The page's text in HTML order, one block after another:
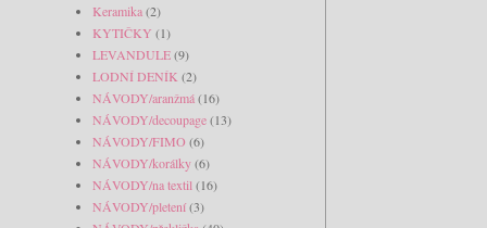
Keramika(2)
KYTIČKY (1)
LEVANDULE(9)
LODNÍ DENÍK (2)
NÁVODY/aranžmá(16)
NÁVODY/decoupage(13)
NÁVODY/FIMO (6)
NÁVODY/korálky(6)
NÁVODY/na textil (16)
NÁVODY/pletení(3)